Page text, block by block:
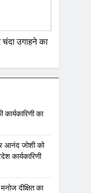
उगाहने का
का
आनंद जोशी को
कार्यकारिणी
दीक्षित का